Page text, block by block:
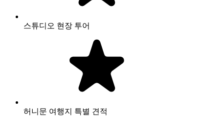
스튜디오 현장 투어
허니문 여행지 특별 견적